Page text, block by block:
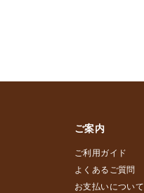
ご案内
ご利用ガイド
よくあるご質問
お支払いについて